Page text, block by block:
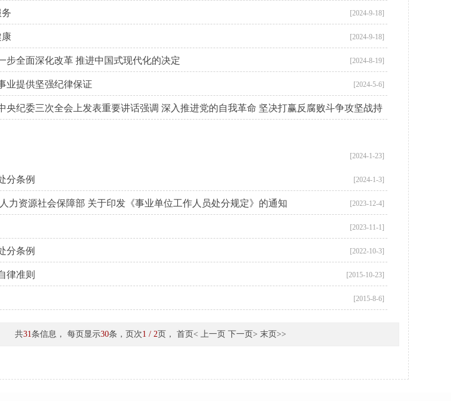
[2024-9-18]
[2024-9-18]
步全面深化改革 推进中国式现代化的决定 [2024-8-19]
业提供坚强纪律保证 [2024-5-6]
央纪委三次全会上发表重要讲话强调 深入推进党的自我革命 坚决打赢反腐败斗争攻坚战持
[2024-1-23]
分条例 [2024-1-3]
力资源社会保障部 关于印发《事业单位工作人员处分规定》的通知 [2023-12-4]
[2023-11-1]
分条例 [2022-10-3]
律准则 [2015-10-23]
[2015-8-6]
共31条信息， 每页显示30条，页次1 / 2页， 首页< 上一页 下一页> 末页>>